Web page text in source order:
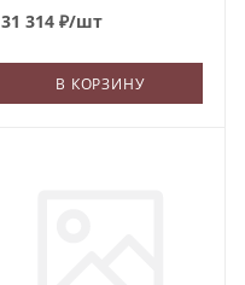
31 314₽/шт
В КОРЗИНУ